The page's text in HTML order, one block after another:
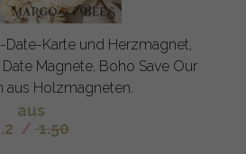
Karte und Herzmagnet,
Magnete, Boho Save Our
aus Holzmagneten.
aus
/ 1.50